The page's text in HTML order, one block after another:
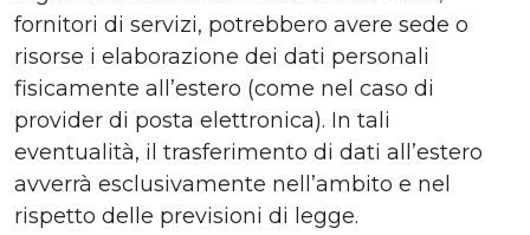
fornitori di servizi, potrebbero avere sede o
risorse i elaborazione dei dati personali
fisicamente all’estero (come nel caso di
provider di posta elettronica). In tali
eventualità, il trasferimento di dati all’estero
avverrà esclusivamente nell’ambito e nel
rispetto delle previsioni di legge.